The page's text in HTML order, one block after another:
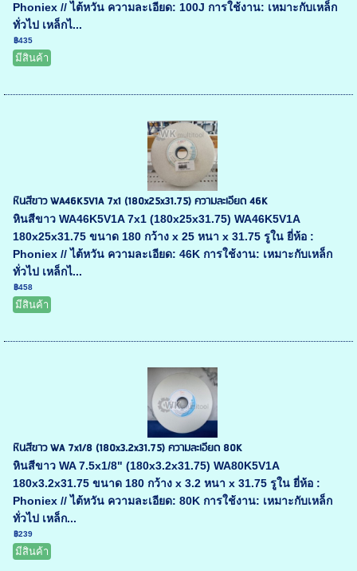
Phoniex // ไต้หวัน ความละเอียด: 100J การใช้งาน: เหมาะกับเหล็ก
ทั่วไป เหล็กไ...
฿435
มีสินค้า
หินสีขาว WA46K5V1A 7x1 (180x25x31.75) ความละเอียด 46K
หินสีขาว WA46K5V1A 7x1 (180x25x31.75) WA46K5V1A
180x25x31.75 ขนาด 180 กว้าง x 25 หนา x 31.75 รูใน ยี่ห้อ :
Phoniex // ไต้หวัน ความละเอียด: 46K การใช้งาน: เหมาะกับเหล็ก
ทั่วไป เหล็กไ...
฿458
มีสินค้า
หินสีขาว WA 7x1/8 (180x3.2x31.75) ความละเอียด 80K
หินสีขาว WA 7.5x1/8" (180x3.2x31.75) WA80K5V1A
180x3.2x31.75 ขนาด 180 กว้าง x 3.2 หนา x 31.75 รูใน ยี่ห้อ :
Phoniex // ไต้หวัน ความละเอียด: 80K การใช้งาน: เหมาะกับเหล็ก
ทั่วไป เหล็ก...
฿239
มีสินค้า